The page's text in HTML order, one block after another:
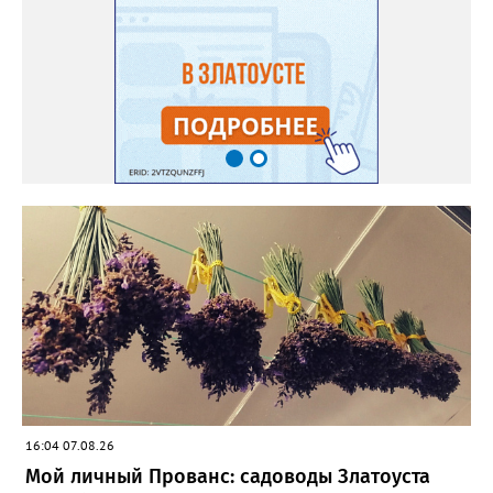
этого прикладывают к «женскому» - тычинку к пестику. Фото:
Екатерина Громова, специально для «Златоуст.инфо».
Обсуждение новости здесь
ВКОНТАКТЕ https://vk.com/newszlatoust74
16:04 07.08.26
Мой личный Прованс: садоводы Златоуста